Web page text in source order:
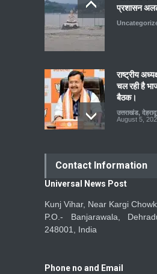
प्रशासन
राष्ट्रीय
चल रही है
बैठक।
उत्तराखंड,
August 5,
Contact Information
Universal News Post
Kunj Vihar, Near Kargi Chowk
P.O.- Banjarawala,
248001, India
Phone no and Email